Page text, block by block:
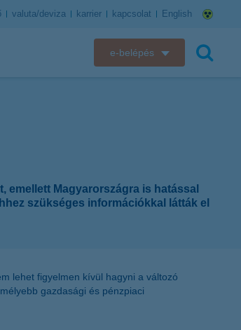
valuta/deviza karrier kapcsolat English
e-belépés
K&H web Electra
K&H e-kártyafelület
Magyarországra is hatással
szükséges információkkal látták el
lehet figyelmen kívül hagyni a változó
gazdasági és pénzpiaci